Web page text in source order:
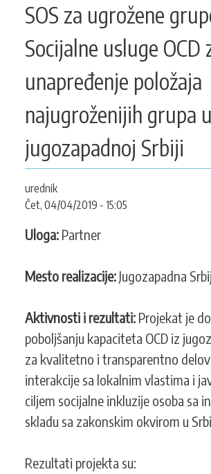
PROJEKTI
DOKUMENTA
SEARCH
FORM
PRETRAGA
SOS za ugrožene
Socijalne usluge OCD
unapređenje položaja
najugroženijih grupa u
jugozapadnoj Srbiji
urednik
Čet, 04/04/2019 - 15:05
Uloga: Partner
Mesto realizacije: Jugozapadna
Aktivnosti i rezultati: Projekat je
poboljšanju kapaciteta OCD iz
za kvalitetno i transparentno
interakcije sa lokalnim vlastima i
ciljem socijalne inkluzije osoba sa
skladu sa zakonskim okvirom u
Rezultati projekta su: